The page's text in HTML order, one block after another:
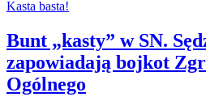
Kasta basta!
Bunt „kasty” w SN.
zapowiadają bojkot
Ogólnego